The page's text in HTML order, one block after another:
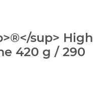
sup> High
420 g / 290